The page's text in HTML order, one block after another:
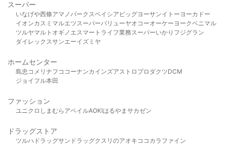
スーパー
いなげや西條アマノパークスベイシア ビッグヨーサンイトーヨーカドー
イオンカスミ マルエツスーパーバリューヤオコーオーケー ヨークベニマル
ツルヤマルト オギノ エスマート ライフ業務スーパーいかり フジグラン
ダイレックスサンエーイズミヤ
ホームセンター
島忠 コメリ ナフコ コーナンカインズアストロプロダクツDCM
ジョイフル本田
ファッション
ユニクロ しまむら アベイルAOKIはるやま サカゼン
ドラッグストア
ツルハドラッグサンドラッグクスリのアオキ ココカラファイン